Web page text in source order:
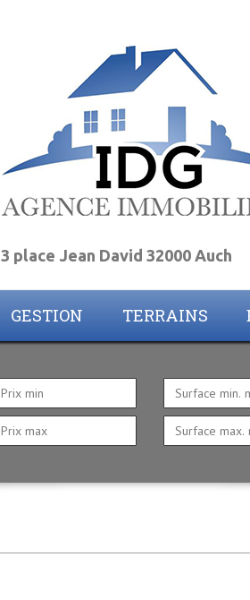
3 place Jean David 32000 Auch
GESTION TERRAINS